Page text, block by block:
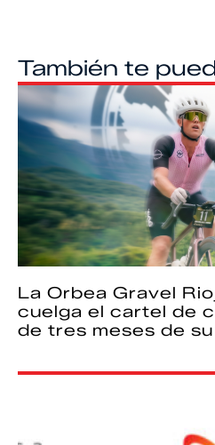
También te
La Orbea Gravel
cuelga el cartel de
de tres meses de